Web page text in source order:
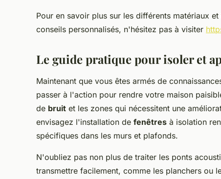
Pour en savoir plus sur les différents matériaux
conseils personnalisés, n'hésitez pas à visiter
Le guide pratique pour isoler et
Maintenant que vous êtes armés de
passer à l'action pour rendre votre maison
de bruit et les zones qui nécessitent une
envisagez l'installation de fenêtres à isolation
spécifiques dans les murs et plafonds.
N'oubliez pas non plus de traiter les ponts
transmettre facilement, comme les planchers ou